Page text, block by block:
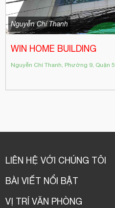
Nguyễn Chí Thanh
WIN HOME BUILDING
Nguyễn Chí Thanh, Phường 9, Quận 5
LIÊN HỆ VỚI CHÚNG TÔI
BÀI VIẾT NỔI BẬT
VỊ TRÍ VĂN PHÒNG